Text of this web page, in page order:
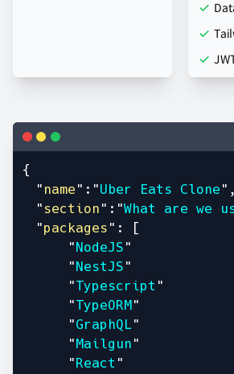
{
" name ":"Uber Eats Clone ",
" section ":"What are we
"packages ": [
"NodeJS "
"NestJS "
"Typescript "
"TypeORM"
"GraphQL"
"Mailgun "
"React "